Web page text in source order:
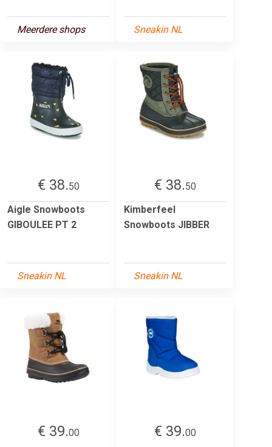
Meerdere shops Sneakin NL
€ 38.50
Aigle Snowboots
GIBOULEE PT 2
Sneakin NL
€ 38.50
Kimberfeel
Snowboots JIBBER
Sneakin NL
€ 39.00 € 39.00